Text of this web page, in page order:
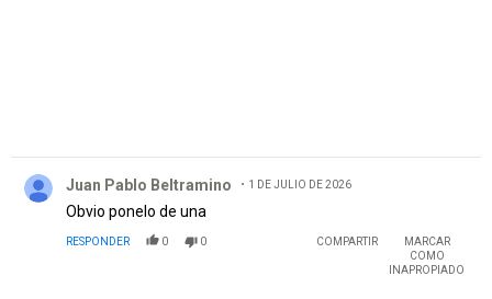
Juan Pablo Beltramino 1 DE JULIO DE 2026
Obvio ponelo de una
RESPONDER 0 0 COMPARTIR
MARCAR
COMO
INAPROPIADO